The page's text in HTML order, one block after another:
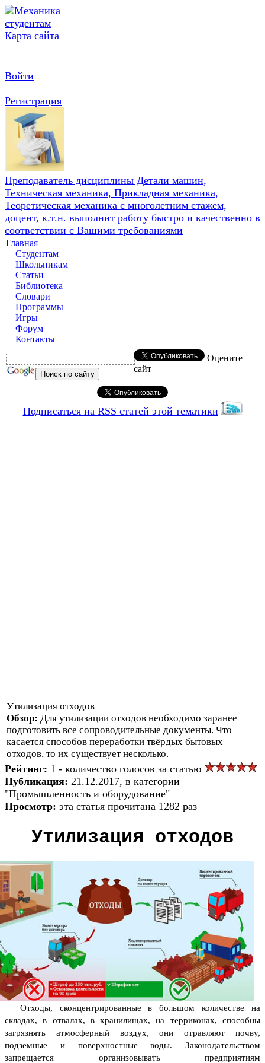
Карта сайта
Войти
Регистрация
Преподаватель дисциплины Детали машин,
Техническая механика, Прикладная механика,
Теоретическая механика с многолетним стажем,
доцент, к.т.н. выполнит работу быстро и качественно в
соответствии с Вашими требованиями
Главная
Студентам
Школьникам
Статьи
Библиотека
Словари
Программы
Игры
Форум
Контакты
Оцените
сайт
Подписаться на RSS статей этой тематики
Утилизация отходов
Обзор: Для утилизации отходов необходимо заранее
подготовить все сопроводительные документы. Что
касается способов переработки твёрдых бытовых
отходов, то их существует несколько.
Рейтинг: 1 - количество голосов за статью
Публикация: 21.12.2017, в категории
"Промышленность и оборудование"
Просмотр: эта статья прочитана 1282 раз
Утилизация отходов
Отходы, сконцентрированные в большом количестве на
складах, в отвалах, в хранилищах, на терриконах, способны
загрязнять атмосферный воздух, они отравляют почву,
подземные и поверхностные воды. Законодательством
запрещается организовывать предприятиям